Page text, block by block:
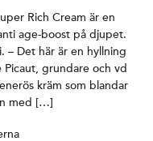
Rich Cream är en
age-boost på djupet.
– Det här är en hyllning
grundare och vd
kräm som blandar
med […]